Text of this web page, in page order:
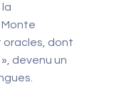
Monte
oracles, dont
devenu un